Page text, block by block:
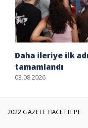
Daha ileriye ilk
tamamlandı
03.08.2026
2022 GAZETE HACETTEPE